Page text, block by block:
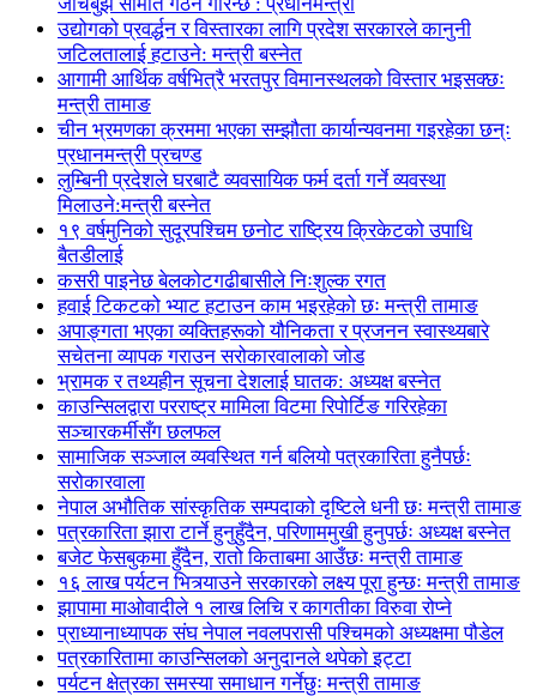
उद्योगको प्रवर्द्धन र विस्तारका लागि प्रदेश सरकारले कानुनी
जटिलतालाई हटाउने: मन्त्री बस्नेत
आगामी आर्थिक वर्षभित्रै भरतपुर विमानस्थलको विस्तार भइसक्छः
मन्त्री तामाङ
चीन भ्रमणका क्रममा भएका सम्झौता कार्यान्यवनमा गइरहेका छन्ः
प्रधानमन्त्री प्रचण्ड
लुम्बिनी प्रदेशले घरबाटै व्यवसायिक फर्म दर्ता गर्ने व्यवस्था
मिलाउने:मन्त्री बस्नेत
१९ वर्षमुनिको सुदूरपश्चिम छनोट राष्ट्रिय क्रिकेटको उपाधि
बैतडीलाई
कसरी पाइनेछ बेलकोटगढीबासीले निःशुल्क रगत
हवाई टिकटको भ्याट हटाउन काम भइरहेको छः मन्त्री तामाङ
अपाङ्गता भएका व्यक्तिहरूको यौनिकता र प्रजनन स्वास्थ्यबारे
सचेतना व्यापक गराउन सरोकारवालाको जोड
भ्रामक र तथ्यहीन सूचना देशलाई घातक: अध्यक्ष बस्नेत
काउन्सिलद्वारा परराष्ट्र मामिला विटमा रिपोर्टिङ गरिरहेका
सञ्चारकर्मीसँग छलफल
सामाजिक सञ्जाल व्यवस्थित गर्न बलियो पत्रकारिता हुनैपर्छः
सरोकारवाला
नेपाल अभौतिक सांस्कृतिक सम्पदाको दृष्टिले धनी छः मन्त्री तामाङ
पत्रकारिता झारा टार्ने हुनुहुँदैन, परिणाममुखी हुनुपर्छः अध्यक्ष बस्नेत
बजेट फेसबुकमा हुँदैन, रातो किताबमा आउँछः मन्त्री तामाङ
१६ लाख पर्यटन भित्र्याउने सरकारको लक्ष्य पूरा हुन्छः मन्त्री तामाङ
झापामा माओवादीले १ लाख लिचि र कागतीका विरुवा रोप्ने
प्राध्यानाध्यापक संघ नेपाल नवलपरासी पश्चिमको अध्यक्षमा पौडेल
पत्रकारितामा काउन्सिलको अनुदानले थपेको इट्टा
पर्यटन क्षेत्रका समस्या समाधान गर्नेछुः मन्त्री तामाङ